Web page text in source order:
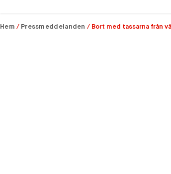
Hem / Pressmeddelanden / Bort med tassarna från